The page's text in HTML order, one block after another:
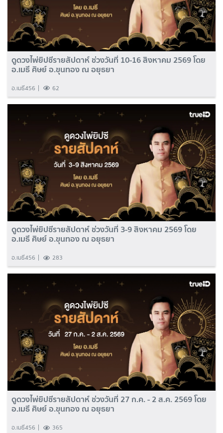
ดูดวงไพ่ยิปซีรายสัปดาห์ ช่วงวันที่ 10-16 สิงหาคม 2569 โดย
อ.เมธี ศิษย์ อ.ขุนทอง ณ อยุธยา
อ.เมธี456 62
ดูดวงไพ่ยิปซีรายสัปดาห์ ช่วงวันที่ 3-9 สิงหาคม 2569 โดย
อ.เมธี ศิษย์ อ.ขุนทอง ณ อยุธยา
อ.เมธี456 283
ดูดวงไพ่ยิปซีรายสัปดาห์ ช่วงวันที่ 27 ก.ค. - 2 ส.ค. 2569 โดย
อ.เมธี ศิษย์ อ.ขุนทอง ณ อยุธยา
อ.เมธี456 365